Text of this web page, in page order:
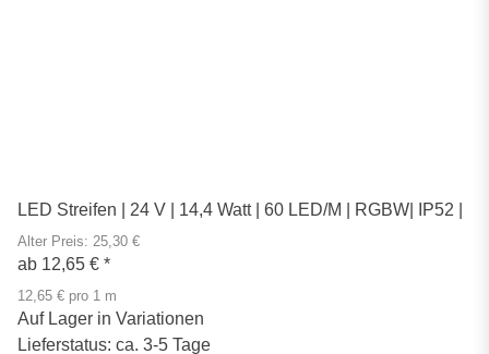
LED Streifen | 24 V | 14,4 Watt | 60 LED/M | RGBW| IP52 |
Alter Preis: 25,30 €
ab 12,65 € *
12,65 € pro 1 m
Auf Lager in Variationen
Lieferstatus: ca. 3-5 Tage